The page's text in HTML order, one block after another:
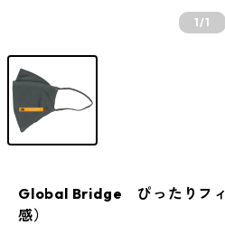
1/1
Global Bridge ぴったりフ
感）